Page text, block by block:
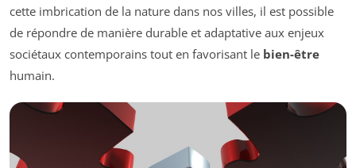
cette imbrication de la nature dans nos villes, il est possible
de répondre de manière durable et adaptative aux enjeux
sociétaux contemporains tout en favorisant le bien-être
humain.